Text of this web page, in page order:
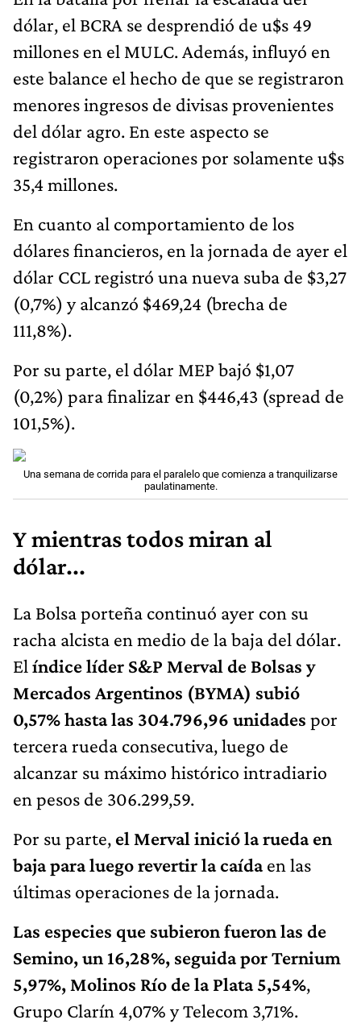
dólar, el BCRA se desprendió de u$s 49
millones en el MULC. Además, influyó en
este balance el hecho de que se registraron
menores ingresos de divisas provenientes
del dólar agro. En este aspecto se
registraron operaciones por solamente u$s
35,4 millones.
En cuanto al comportamiento de los
dólares financieros, en la jornada de ayer el
dólar CCL registró una nueva suba de $3,27
(0,7%) y alcanzó $469,24 (brecha de
111,8%).
Por su parte, el dólar MEP bajó $1,07
(0,2%) para finalizar en $446,43 (spread de
101,5%).
Una semana de corrida para el paralelo que comienza a tranquilizarse
paulatinamente.
Y mientras todos miran al
dólar...
La Bolsa porteña continuó ayer con su
racha alcista en medio de la baja del dólar.
El índice líder S&P Merval de Bolsas y
Mercados Argentinos (BYMA) subió
0,57% hasta las 304.796,96 unidades
tercera rueda consecutiva, luego de
alcanzar su máximo histórico intradiario
en pesos de 306.299,59.
el Merval inició la rueda en
baja para luego revertir la caída
en las
últimas operaciones de la jornada.
Las especies que subieron fueron las de
Semino, un 16,28%, seguida por Ternium
5,97%, Molinos Río de la Plata 5,54%
Grupo Clarín 4,07% y Telecom 3,71%.